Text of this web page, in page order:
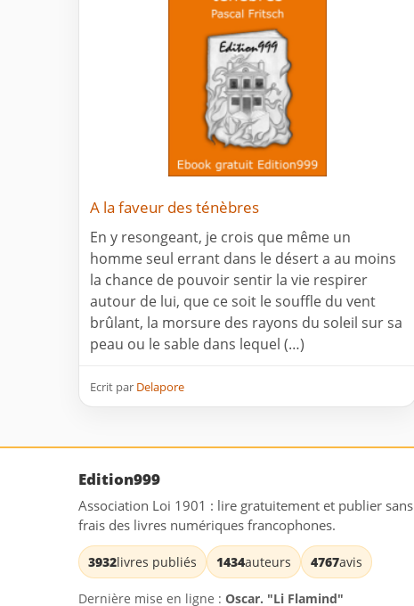
A la faveur des ténèbres
En y resongeant, je crois que même un
homme seul errant dans le désert a au moins
la chance de pouvoir sentir la vie respirer
autour de lui, que ce soit le souffle du vent
brûlant, la morsure des rayons du soleil sur sa
peau ou le sable dans lequel (…)
Ecrit par Delapore
Edition999
Association Loi 1901 : lire gratuitement et publier sans
frais des livres numériques francophones.
3932livres publiés 1434auteurs 4767avis
Dernière mise en ligne : Oscar. "Li Flamind"